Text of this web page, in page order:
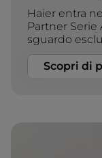
Haier entra
Partner Serie
sguardo
Scopri di